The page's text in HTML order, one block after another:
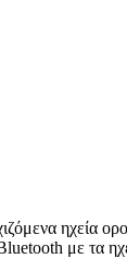
ηχεία
με τα